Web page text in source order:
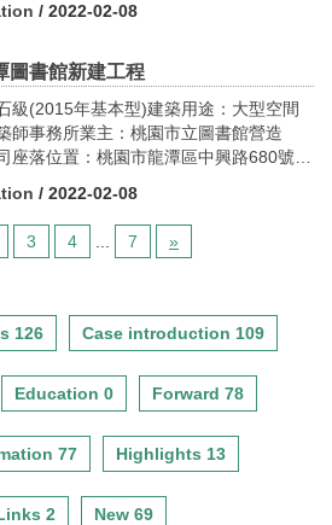
1層基地面積：60,000.00平方公尺建築
本體2000-2003年、展項更新2008年
，於民國104年7月至105年5月完工，主
泵」及「冰水泵」、「空調箱」及「冷
。全部日光燈管都改為LED燈管，並於
加秘境美景，亦可減少建築物對熱能的
明系統，減碳效益約達45.27%，符合鑽
/ 2022-02-08
圖書館新建工程
級(2015年基本型)建築用途：大型空間
師事務所業主：桃園市立圖書館營造
座落位置：桃園市龍潭區中興路680號
公尺建築面積：8,259.33平方公尺建蔽
設計期間：2015.3-2016.7施工時間：
/ 2022-02-08
3 4 7 »
126 Case introduction 109
Education 0 Forward 78
77 Highlights 13
2 New 69